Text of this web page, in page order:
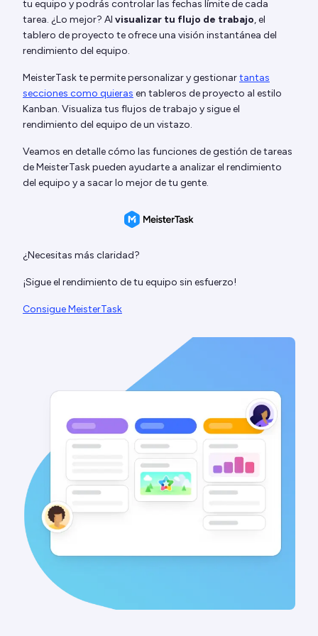
tu equipo y podrás controlar las fechas límite de cada
tarea. ¿Lo mejor? Al visualizar tu flujo de trabajo, el
tablero de proyecto te ofrece una visión instantánea del
rendimiento del equipo.
MeisterTask te permite personalizar y gestionartantas
secciones como quieras en tableros de proyecto al estilo
Kanban. Visualiza tus flujos de trabajo y sigue el
rendimiento del equipo de un vistazo.
Veamos en detalle cómo las funciones de gestión de tareas
de MeisterTask pueden ayudarte a analizar el rendimiento
del equipo y a sacar lo mejor de tu gente.
¿Necesitas más claridad?
¡Sigue el rendimiento de tu equipo sin esfuerzo!
Consigue MeisterTask